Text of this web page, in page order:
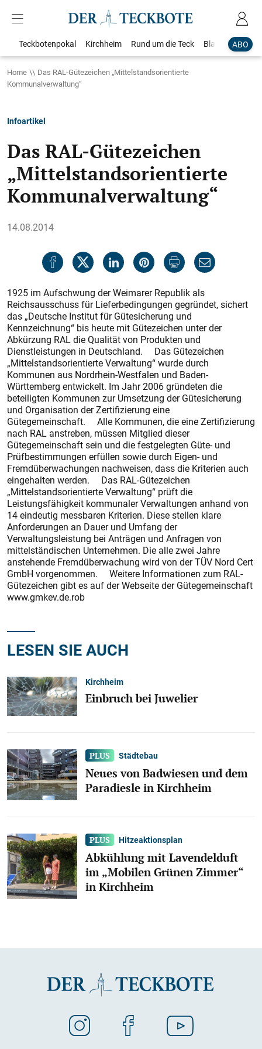
ABO
Teckbotenpokal Kirchheim Rund um die Teck Blaulicht
Home
Das RAL-Gütezeichen „Mittelstandsorientierte
Kommunalverwaltung“
Infoartikel
Das RAL-Gütezeichen
„Mittelstandsorientierte
Kommunalverwaltung“
14.08.2014
1925 im Aufschwung der Weimarer Republik als
Reichsausschuss für Lieferbedingungen gegründet, sichert
das „Deutsche Institut für Gütesicherung und
Kennzeichnung“ bis heute mit Gütezeichen unter der
Abkürzung RAL die Qualität von Produkten und
Dienstleistungen in Deutschland. Das Gütezeichen
„Mittelstandsorientierte Verwaltung“ wurde durch
Kommunen aus Nordrhein-Westfalen und Baden-
Württemberg entwickelt. Im Jahr 2006 gründeten die
beteiligten Kommunen zur Umsetzung der Gütesicherung
und Organisation der Zertifizierung eine
Gütegemeinschaft. Alle Kommunen, die eine Zertifizierung
nach RAL anstreben, müssen Mitglied dieser
Gütegemeinschaft sein und die festgelegten Güte- und
Prüfbestimmungen erfüllen sowie durch Eigen- und
Fremdüberwachungen nachweisen, dass die Kriterien auch
eingehalten werden. Das RAL-Gütezeichen
„Mittelstandsorientierte Verwaltung“ prüft die
Leistungsfähigkeit kommunaler Verwaltungen anhand von
14 eindeutig messbaren Kriterien. Diese stellen klare
Anforderungen an Dauer und Umfang der
Verwaltungsleistung bei Anträgen und Anfragen von
mittelständischen Unternehmen. Die alle zwei Jahre
anstehende Fremdüberwachung wird von der TÜV Nord Cert
GmbH vorgenommen. Weitere Informationen zum RAL-
Gütezeichen gibt es auf der Webseite der Gütegemeinschaft
www.gmkev.de.rob
LESEN SIE AUCH
Kirchheim
Einbruch bei Juwelier
Städtebau
Neues von Badwiesen und dem
Paradiesle in Kirchheim
Hitzeaktionsplan
Abkühlung mit Lavendelduft
im „Mobilen Grünen Zimmer“
in Kirchheim